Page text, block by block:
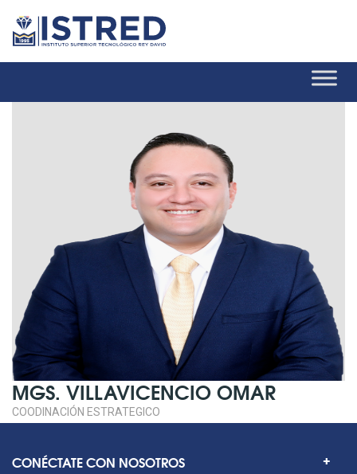
MGS. VILLAVICENCIO OMAR
COODINACIÓN ESTRATEGICO
CONÉCTATE CON NOSOTROS